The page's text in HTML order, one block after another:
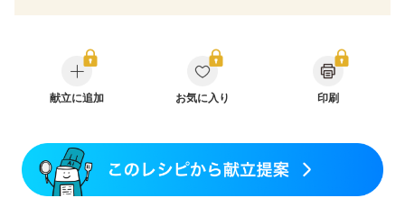
糖尿病性腎症（第３期）
CKD（ステージ１）
CKD（ステージ２）
CKD（ステージ３a）
乳がん（抗がん剤治療中）
乳がん（ホルモン療法中）
妊婦健診・体重増加が気になる（初期）
妊婦健診・血圧が気になる（初期）
妊婦健診・血糖値が気になる（初期）
献立に追加 お気に入り 印刷